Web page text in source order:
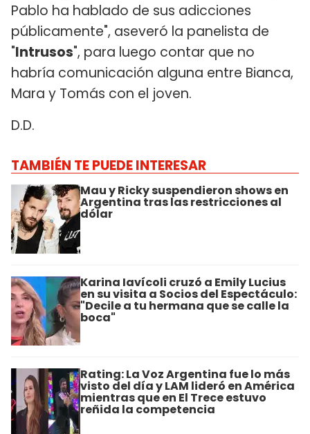
Pablo ha hablado de sus adicciones
públicamente", aseveró la panelista de
"Intrusos", para luego contar que no
habría comunicación alguna entre Bianca,
Mara y Tomás con el joven.
D.D.
TAMBIÉN TE PUEDE INTERESAR
Mau y Ricky suspendieron shows en
Argentina tras las restricciones al
dólar
Karina Iavícoli cruzó a Emily Lucius
en su visita a Socios del Espectáculo:
"Decile a tu hermana que se calle la
boca"
Rating: La Voz Argentina fue lo más
visto del día y LAM lideró en América
mientras que en El Trece estuvo
reñida la competencia